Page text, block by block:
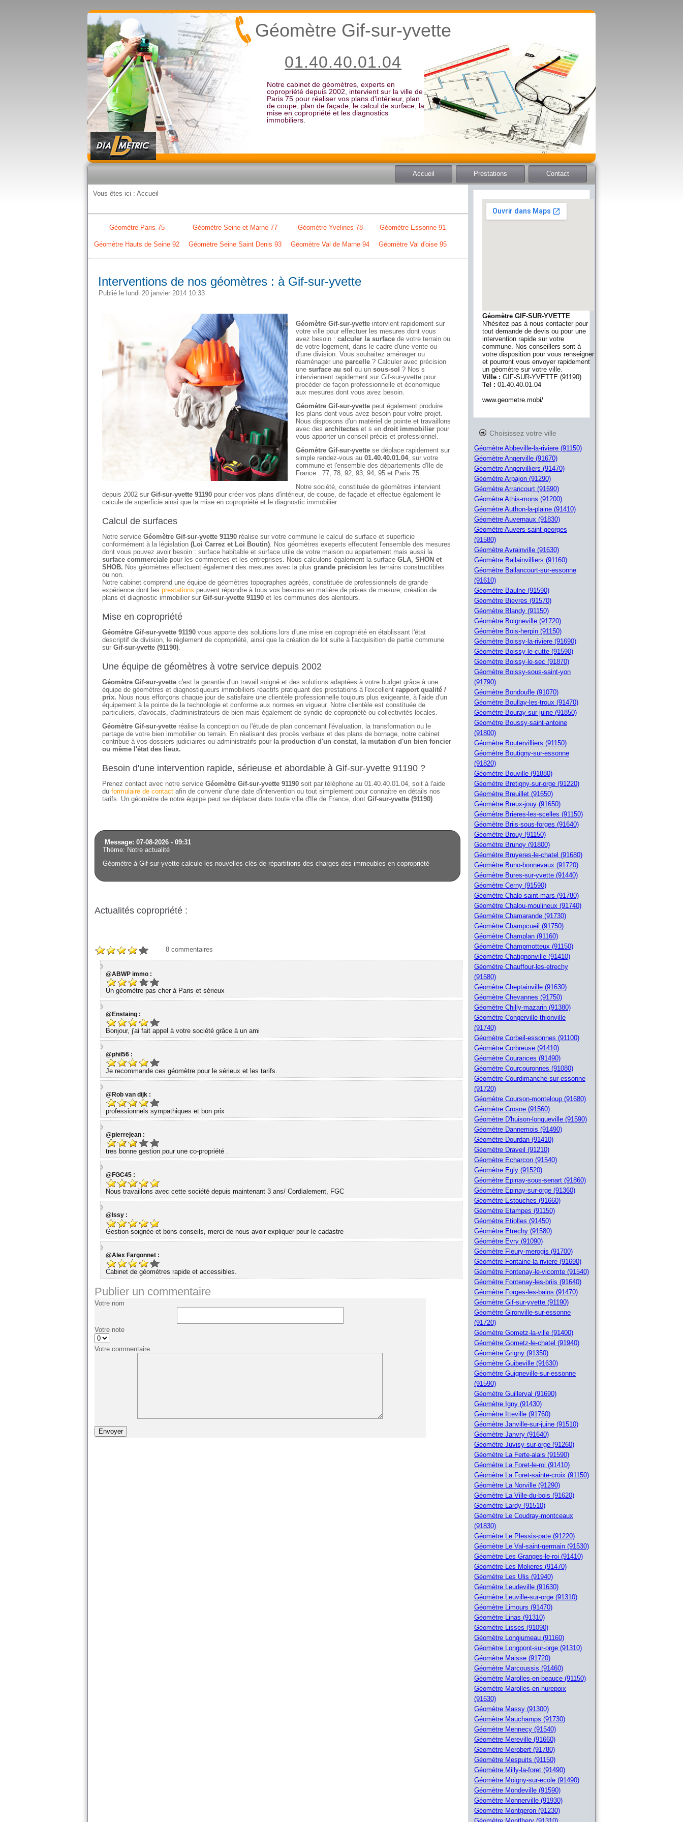
Notre cabinet de géomètres, experts en
copropriété depuis 2002, intervient sur la ville de
Paris 75 pour réaliser vos plans d'intérieur, plan
de coupe, plan de façade, le calcul de surface, la
mise en copropriété et les diagnostics
immobiliers.
Géomètre Gif-sur-yvette
01.40.40.01.04
Accueil Prestations Contact
Vous êtes ici : Accueil
Géomètre Paris 75 Géomètre Seine et Marne 77 Géomètre Yvelines 78 Géomètre Essonne 91
Géomètre Hauts de Seine 92 Géomètre Seine Saint Denis 93 Géomètre Val de Marne 94 Géomètre Val d'oise 95
Interventions de nos géomètres : à Gif-sur-yvette
Publié le lundi 20 janvier 2014 10:33
Géomètre Gif-sur-yvette intervient rapidement sur
votre ville pour effectuer les mesures dont vous
avez besoin : calculer la surface de votre terrain ou
de votre logement, dans le cadre d'une vente ou
d'une division. Vous souhaitez aménager ou
réaménager une parcelle ? Calculer avec précision
une surface au sol ou un sous-sol ? Nos s
interviennent rapidement sur Gif-sur-yvette pour
procéder de façon professionnelle et économique
aux mesures dont vous avez besoin.
Géomètre Gif-sur-yvette peut également produire
les plans dont vous avez besoin pour votre projet.
Nous disposons d'un matériel de pointe et travaillons
avec des architectes et s en droit immobilier pour
vous apporter un conseil précis et professionnel.
Géomètre Gif-sur-yvette se déplace rapidement sur
simple rendez-vous au 01.40.40.01.04, sur votre
commune et l'ensemble des départements d'Ile de
France : 77, 78, 92, 93, 94, 95 et Paris 75.
Notre société, constituée de géomètres intervient
depuis 2002 sur Gif-sur-yvette 91190 pour créer vos plans d'intérieur, de coupe, de façade et effectue également le
calcule de superficie ainsi que la mise en copropriété et le diagnostic immobilier.
Calcul de surfaces
Notre service Géomètre Gif-sur-yvette 91190 réalise sur votre commune le calcul de surface et superficie
conformément à la législation (Loi Carrez et Loi Boutin). Nos géomètres exeperts effecutent l'ensemble des mesures
dont vous pouvez avoir besoin : surface habitable et surface utile de votre maison ou appartement mais aussi la
surface commerciale pour les commerces et les entreprises. Nous calculons également la surface GLA, SHON et
SHOB. Nos géomètres effectuent également des mesures avec la plus grande précision les terrains constructibles
ou non.
Notre cabinet comprend une équipe de géomètres topographes agréés, constituée de professionnels de grande
expérience dont les prestations peuvent répondre à tous vos besoins en matière de prises de mesure, création de
plans et diagnostic immobilier sur Gif-sur-yvette 91190 et les communes des alentours.
Mise en copropriété
Géomètre Gif-sur-yvette 91190 vous apporte des solutions lors d'une mise en copropriété en établissant l'état
descriptif de division, le règlement de copropriété, ainsi que la création de lot suite à l'acquisition de partie commune
sur Gif-sur-yvette (91190).
Une équipe de géomètres à votre service depuis 2002
Géomètre Gif-sur-yvette c'est la garantie d'un travail soigné et des solutions adaptées à votre budget grâce à une
équipe de géomètres et diagnostiqueurs immobiliers réactifs pratiquant des prestations à l'excellent rapport qualité /
prix. Nous nous efforçons chaque jour de satisfaire une clientèle professionnelle toujours plus exigeante, à l'aide d'un
équipement à la pointe de la technologie et conforme aux normes en vigueur. Notre clientèle est constituée de
particuliers, d'avocats, d'administrateurs de bien mais également de syndic de copropriété ou collectivités locales.
Géomètre Gif-sur-yvette réalise la conception ou l'étude de plan concernant l'évaluation, la transformation ou le
partage de votre bien immobilier ou terrain. En réalisant des procès verbaux et des plans de bornage, notre cabinet
contribue à vos dossiers judiciaires ou administratifs pour la production d'un constat, la mutation d'un bien foncier
ou même l'état des lieux.
Besoin d'une intervention rapide, sérieuse et abordable à Gif-sur-yvette 91190 ?
Prenez contact avec notre service Géomètre Gif-sur-yvette 91190 soit par téléphone au 01.40.40.01.04, soit à l'aide
du formulaire de contact afin de convenir d'une date d'intervention ou tout simplement pour connaitre en détails nos
tarifs. Un géomètre de notre équipe peut se déplacer dans toute ville d'Ile de France, dont Gif-sur-yvette (91190)
Message: 07-08-2026 - 09:31
Thème: Notre actualité
Géomètre à Gif-sur-yvette calcule les nouvelles clés de répartitions des charges des immeubles en copropriété
Actualités copropriété :
8 commentaires
@ABWP immo :
Un géomètre pas cher à Paris et sérieux
@Enstaing :
Bonjour, j'ai fait appel à votre société grâce à un ami
@phil56 :
Je recommande ces géomètre pour le sérieux et les tarifs.
@Rob van dijk :
professionnels sympathiques et bon prix
@pierrejean :
tres bonne gestion pour une co-propriété .
@FGC45 :
Nous travaillons avec cette société depuis maintenant 3 ans/ Cordialement, FGC
@Issy :
Gestion soignée et bons conseils, merci de nous avoir expliquer pour le cadastre
@Alex Fargonnet :
Cabinet de géomètres rapide et accessibles.
Publier un commentaire
Votre nom
Votre note
Votre commentaire
Géomètre GIF-SUR-YVETTE
N'hésitez pas à nous contacter pour
tout demande de devis ou pour une
intervention rapide sur votre
commune. Nos conseillers sont à
votre disposition pour vous renseigner
et pourront vous envoyer rapidement
un géomètre sur votre ville.
Ville : GIF-SUR-YVETTE (91190)
Tel : 01.40.40.01.04
www.geometre.mobi/
Choisissez votre ville
Géomètre Abbeville-la-riviere (91150)
Géomètre Angerville (91670)
Géomètre Angervilliers (91470)
Géomètre Arpajon (91290)
Géomètre Arrancourt (91690)
Géomètre Athis-mons (91200)
Géomètre Authon-la-plaine (91410)
Géomètre Auvernaux (91830)
Géomètre Auvers-saint-georges
(91580)
Géomètre Avrainville (91630)
Géomètre Ballainvilliers (91160)
Géomètre Ballancourt-sur-essonne
(91610)
Géomètre Baulne (91590)
Géomètre Bievres (91570)
Géomètre Blandy (91150)
Géomètre Boigneville (91720)
Géomètre Bois-herpin (91150)
Géomètre Boissy-la-riviere (91690)
Géomètre Boissy-le-cutte (91590)
Géomètre Boissy-le-sec (91870)
Géomètre Boissy-sous-saint-yon
(91790)
Géomètre Bondoufle (91070)
Géomètre Boullay-les-troux (91470)
Géomètre Bouray-sur-juine (91850)
Géomètre Boussy-saint-antoine
(91800)
Géomètre Boutervilliers (91150)
Géomètre Boutigny-sur-essonne
(91820)
Géomètre Bouville (91880)
Géomètre Bretigny-sur-orge (91220)
Géomètre Breuillet (91650)
Géomètre Breux-jouy (91650)
Géomètre Brieres-les-scelles (91150)
Géomètre Briis-sous-forges (91640)
Géomètre Brouy (91150)
Géomètre Brunoy (91800)
Géomètre Bruyeres-le-chatel (91680)
Géomètre Buno-bonnevaux (91720)
Géomètre Bures-sur-yvette (91440)
Géomètre Cerny (91590)
Géomètre Chalo-saint-mars (91780)
Géomètre Chalou-moulineux (91740)
Géomètre Chamarande (91730)
Géomètre Champcueil (91750)
Géomètre Champlan (91160)
Géomètre Champmotteux (91150)
Géomètre Chatignonville (91410)
Géomètre Chauffour-les-etrechy
(91580)
Géomètre Cheptainville (91630)
Géomètre Chevannes (91750)
Géomètre Chilly-mazarin (91380)
Géomètre Congerville-thionville
(91740)
Géomètre Corbeil-essonnes (91100)
Géomètre Corbreuse (91410)
Géomètre Courances (91490)
Géomètre Courcouronnes (91080)
Géomètre Courdimanche-sur-essonne
(91720)
Géomètre Courson-monteloup (91680)
Géomètre Crosne (91560)
Géomètre D'huison-longueville (91590)
Géomètre Dannemois (91490)
Géomètre Dourdan (91410)
Géomètre Draveil (91210)
Géomètre Echarcon (91540)
Géomètre Egly (91520)
Géomètre Epinay-sous-senart (91860)
Géomètre Epinay-sur-orge (91360)
Géomètre Estouches (91660)
Géomètre Etampes (91150)
Géomètre Etiolles (91450)
Géomètre Etrechy (91580)
Géomètre Evry (91090)
Géomètre Fleury-merogis (91700)
Géomètre Fontaine-la-riviere (91690)
Géomètre Fontenay-le-vicomte (91540)
Géomètre Fontenay-les-briis (91640)
Géomètre Forges-les-bains (91470)
Géomètre Gif-sur-yvette (91190)
Géomètre Gironville-sur-essonne
(91720)
Géomètre Gometz-la-ville (91400)
Géomètre Gometz-le-chatel (91940)
Géomètre Grigny (91350)
Géomètre Guibeville (91630)
Géomètre Guigneville-sur-essonne
(91590)
Géomètre Guillerval (91690)
Géomètre Igny (91430)
Géomètre Itteville (91760)
Géomètre Janville-sur-juine (91510)
Géomètre Janvry (91640)
Géomètre Juvisy-sur-orge (91260)
Géomètre La Ferte-alais (91590)
Géomètre La Foret-le-roi (91410)
Géomètre La Foret-sainte-croix (91150)
Géomètre La Norville (91290)
Géomètre La Ville-du-bois (91620)
Géomètre Lardy (91510)
Géomètre Le Coudray-montceaux
(91830)
Géomètre Le Plessis-pate (91220)
Géomètre Le Val-saint-germain (91530)
Géomètre Les Granges-le-roi (91410)
Géomètre Les Molieres (91470)
Géomètre Les Ulis (91940)
Géomètre Leudeville (91630)
Géomètre Leuville-sur-orge (91310)
Géomètre Limours (91470)
Géomètre Linas (91310)
Géomètre Lisses (91090)
Géomètre Longjumeau (91160)
Géomètre Longpont-sur-orge (91310)
Géomètre Maisse (91720)
Géomètre Marcoussis (91460)
Géomètre Marolles-en-beauce (91150)
Géomètre Marolles-en-hurepoix
(91630)
Géomètre Massy (91300)
Géomètre Mauchamps (91730)
Géomètre Mennecy (91540)
Géomètre Mereville (91660)
Géomètre Merobert (91780)
Géomètre Mespuits (91150)
Géomètre Milly-la-foret (91490)
Géomètre Moigny-sur-ecole (91490)
Géomètre Mondeville (91590)
Géomètre Monnerville (91930)
Géomètre Montgeron (91230)